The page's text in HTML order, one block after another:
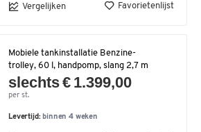
Vergelijken Favorietenlijst
Mobiele tankinstallatie Benzine-
trolley, 60 l, handpomp, slang 2,7 m
slechts € 1.399,00
per st.
Levertijd: binnen 4 weken